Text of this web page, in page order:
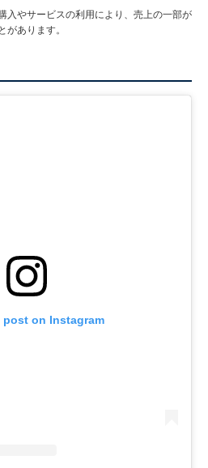
入やサービスの利用により、売上の一部が
があります。
post on Instagram